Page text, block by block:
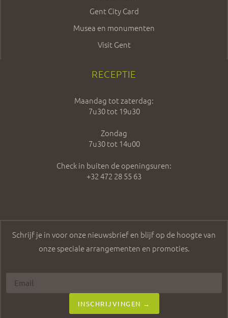
Gent City Card
Musea en monumenten
Visit Gent
RECEPTIE
Maandag tot zaterdag:
7u30 tot 19u30
Zondag
7u30 tot 14u00
Check in buiten de openingsuren:
+32 472 28 55 63
Schrijf je in voor onze nieuwsbrief en blijf op de hoogte van
onze speciale arrangementen en promoties.
INSCHRIJVINGEN →